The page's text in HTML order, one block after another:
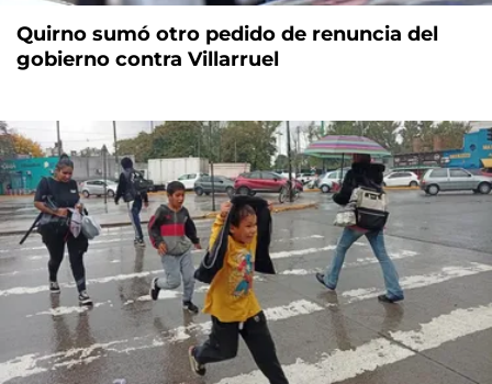
Quirno sumó otro pedido de renuncia del
gobierno contra Villarruel